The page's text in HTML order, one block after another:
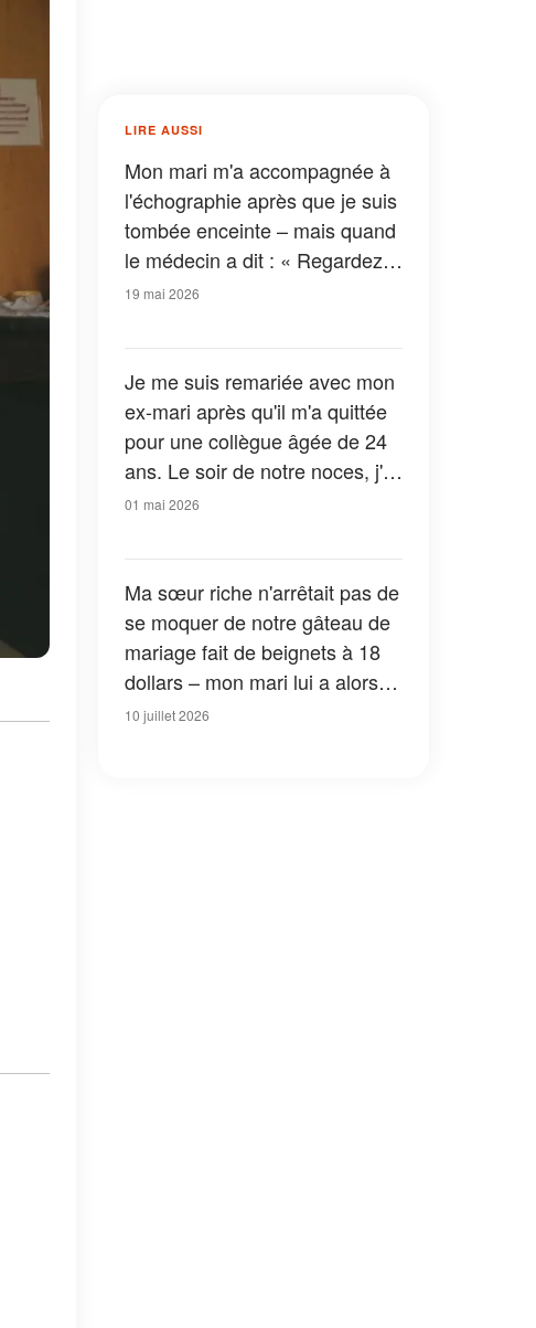
LIRE AUSSI
Mon mari m'a accompagnée à
l'échographie après que je suis
tombée enceinte – mais quand
le médecin a dit : « Regardez
ici, et vous comprendrez tout »,
19 mai 2026
Je me suis remariée avec mon
ex-mari après qu'il m'a quittée
pour une collègue âgée de 24
ans. Le soir de notre noces, j'ai
reçu un SMS provenant d'un
il est vraiment revenu. »
01 mai 2026
Ma sœur riche n'arrêtait pas de
se moquer de notre gâteau de
mariage fait de beignets à 18
dollars – mon mari lui a alors
tendu le dernier beignet, et ce
10 juillet 2026